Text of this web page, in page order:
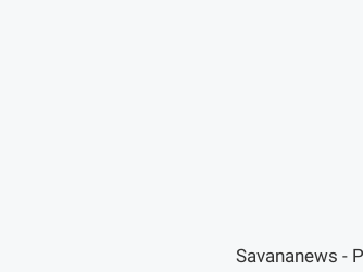
Savananews -